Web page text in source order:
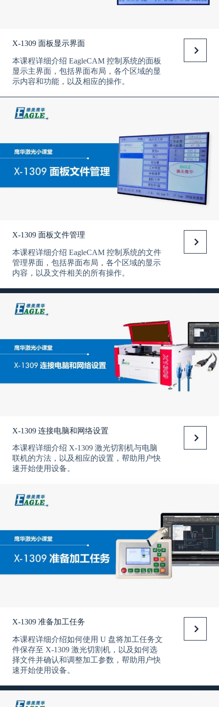
X-1309 面板显示界面
本课程详细介绍 EagleCAM 控制系统的面板
显示主界面，包括界面布局，各个区域的显
示内容和功能，以及相应的操作。
X-1309 面板文件管理
本课程详细介绍 EagleCAM 控制系统的文件
管理界面，包括界面布局，各个区域的显示
内容，以及文件相关的所有操作。
X-1309 连接电脑和网络设置
本课程详细介绍 X-1309 激光切割机与电脑
联机的方法，以及相应的设置，帮助用户快
速开始使用设备。
X-1309 准备加工任务
本课程详细介绍如何使用 U 盘将加工任务文
件保存至 X-1309 激光切割机，以及如何选
择文件并确认和调整加工参数，帮助用户快
速开始使用设备。